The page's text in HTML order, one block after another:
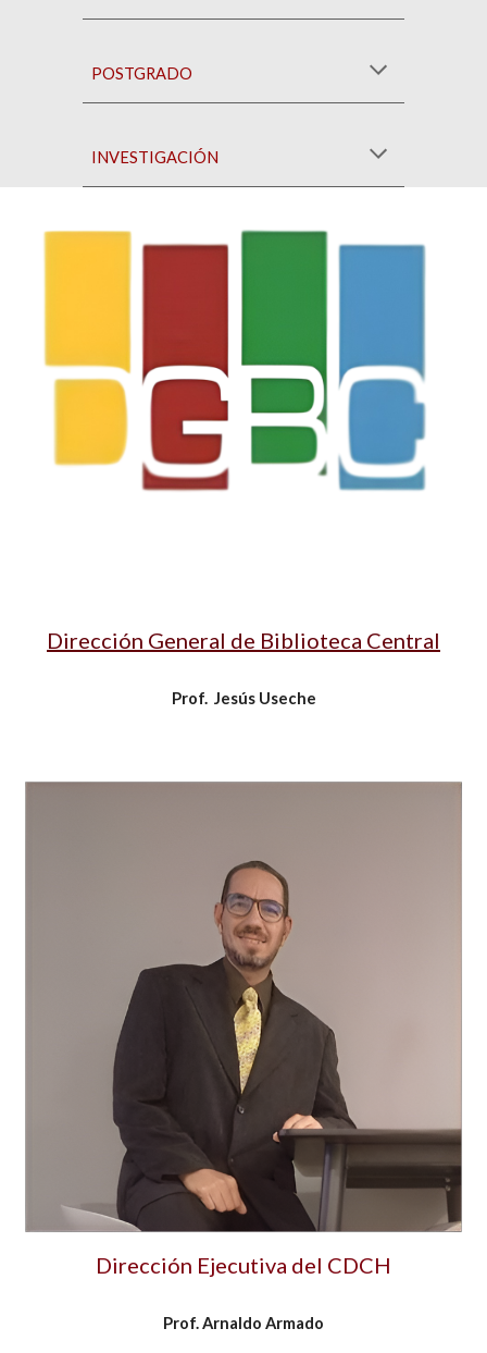
POSTGRADO
INVESTIGACIÓN
Dirección General de Biblioteca Central
Prof. Jesús Useche
Dirección Ejecutiva del CDCH
Prof. Arnaldo Armado